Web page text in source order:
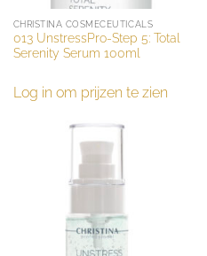
CHRISTINA COSMECEUTICALS
013 UnstressPro-Step 5: Total
Serenity Serum 100ml
Log in om prijzen te zien